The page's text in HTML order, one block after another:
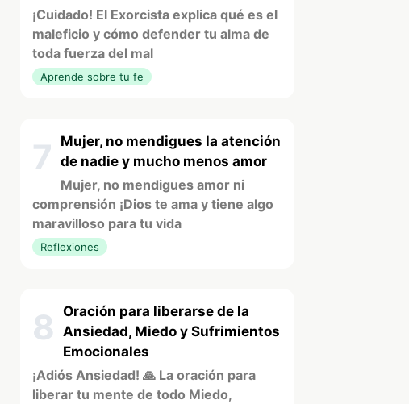
¡Cuidado! El Exorcista explica qué es el
maleficio y cómo defender tu alma de
toda fuerza del mal
Aprende sobre tu fe
7
Mujer, no mendigues la atención
de nadie y mucho menos amor
Mujer, no mendigues amor ni
comprensión ¡Dios te ama y tiene algo
maravilloso para tu vida
Reflexiones
8
Oración para liberarse de la
Ansiedad, Miedo y Sufrimientos
Emocionales
¡Adiós Ansiedad! 🙏 La oración para
liberar tu mente de todo Miedo,